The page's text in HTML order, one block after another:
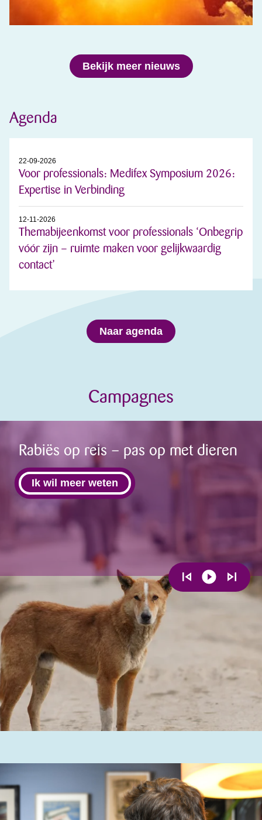
Bekijk meer nieuws
Agenda
22-09-2026
Voor professionals: Medifex Symposium 2026:
Expertise in Verbinding
12-11-2026
Themabijeenkomst voor professionals ‘Onbegrip
vóór zijn – ruimte maken voor gelijkwaardig
contact’
Naar agenda
Campagnes
Rabiës op reis – pas op met dieren
Ik wil meer weten